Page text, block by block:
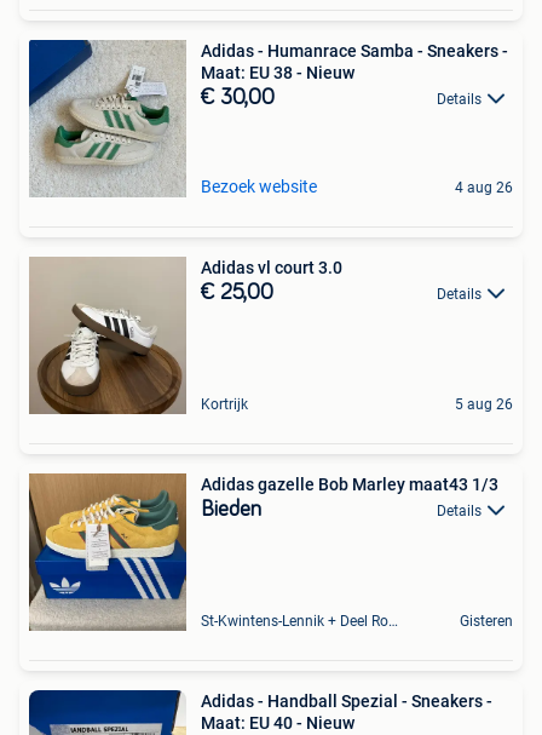
Adidas - Humanrace Samba - Sneakers -
Maat: EU 38 - Nieuw
€ 30,00 Details
Bezoek website 4 aug 26
Adidas vl court 3.0
€ 25,00 Details
Kortrijk 5 aug 26
Adidas gazelle Bob Marley maat43 1/3
Bieden Details
St-Kwintens-Lennik + Deel Roosdaal Gisteren
Adidas - Handball Spezial - Sneakers -
Maat: EU 40 - Nieuw